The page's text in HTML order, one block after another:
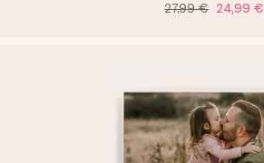
27,99 € 24,99 €